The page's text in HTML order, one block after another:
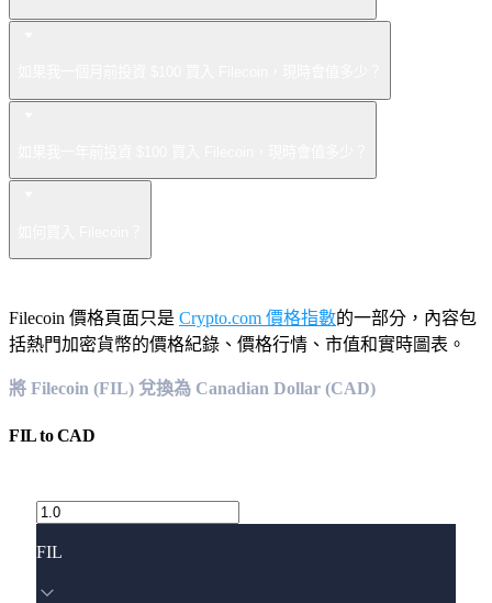
Filecoin 價格頁面只是 Crypto.com 價格指數的一部分，內容包
括熱門加密貨幣的價格紀錄、價格行情、市值和實時圖表。
將 Filecoin (FIL) 兌換為 Canadian Dollar (CAD)
FILtoCAD
FIL